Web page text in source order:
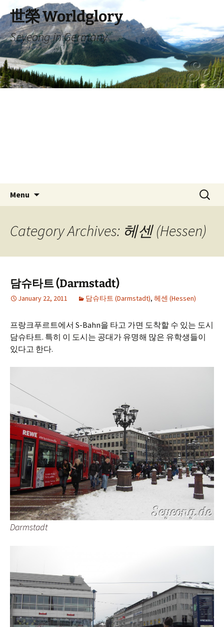
to
content
世榮 Worldglory
Seyeong in Germany
Menu
Search
for:
Category Archives: 헤센 (Hessen)
담슈타트 (Darmstadt)
January 22, 2011 담슈타트 (Darmstadt), 헤센 (Hessen)
프랑크푸르트에서 S-Bahn을 타고 가면 도착할 수 있는 도시
담슈타트. 특히 이 도시는 공대가 유명해 많은 유학생들이
있다고 한다.
Darmstadt